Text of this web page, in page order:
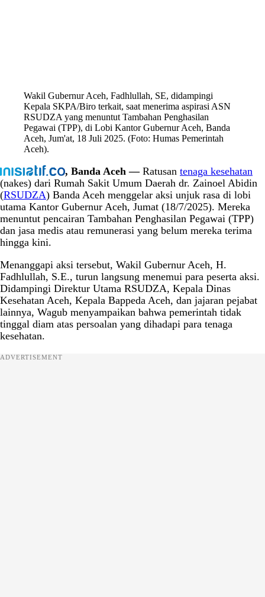
Wakil Gubernur Aceh, Fadhlullah, SE, didampingi
Kepala SKPA/Biro terkait, saat menerima aspirasi ASN
RSUDZA yang menuntut Tambahan Penghasilan
Pegawai (TPP), di Lobi Kantor Gubernur Aceh, Banda
Aceh, Jum'at, 18 Juli 2025. (Foto: Humas Pemerintah
Aceh).
, Banda Aceh —Ratusan tenaga kesehatan
(nakes) dari Rumah Sakit Umum Daerah dr. Zainoel Abidin
(RSUDZA) Banda Aceh menggelar aksi unjuk rasa di lobi
utama Kantor Gubernur Aceh, Jumat (18/7/2025). Mereka
menuntut pencairan Tambahan Penghasilan Pegawai (TPP)
dan jasa medis atau remunerasi yang belum mereka terima
hingga kini.
Menanggapi aksi tersebut, Wakil Gubernur Aceh, H.
Fadhlullah, S.E., turun langsung menemui para peserta aksi.
Didampingi Direktur Utama RSUDZA, Kepala Dinas
Kesehatan Aceh, Kepala Bappeda Aceh, dan jajaran pejabat
lainnya, Wagub menyampaikan bahwa pemerintah tidak
tinggal diam atas persoalan yang dihadapi para tenaga
kesehatan.
ADVERTISEMENT